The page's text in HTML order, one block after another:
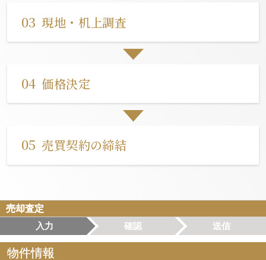
03 現地・机上調査
04 価格決定
05 売買契約の締結
売却査定
入力
確認 送信
物件情報